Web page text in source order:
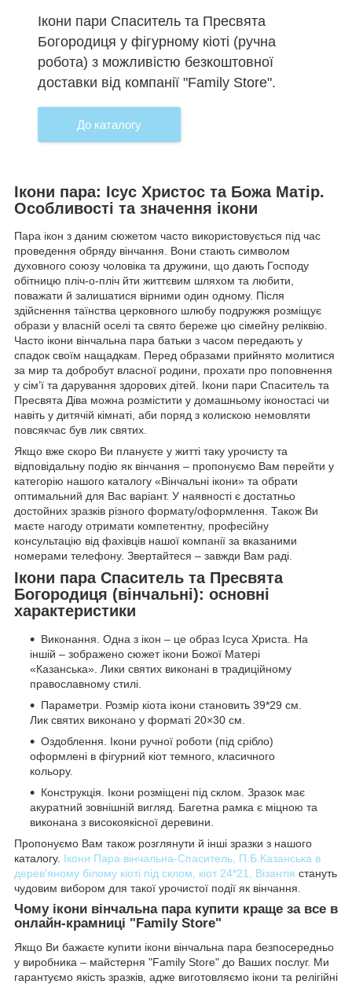
Ікони пари Спаситель та Пресвята
Богородиця у фігурному кіоті (ручна
робота) з можливістю безкоштовної
доставки від компанії "Family Store".
До каталогу
Ікони пара: Ісус Христос та Божа Матір.
Особливості та значення ікони
Пара ікон з даним сюжетом часто використовується під час
проведення обряду вінчання. Вони стають символом
духовного союзу чоловіка та дружини, що дають Господу
обітницю пліч-о-пліч йти життєвим шляхом та любити,
поважати й залишатися вірними один одному. Після
здійснення таїнства церковного шлюбу подружжя розміщує
образи у власній оселі та свято береже цю сімейну реліквію.
Часто ікони вінчальна пара батьки з часом передають у
спадок своїм нащадкам. Перед образами прийнято молитися
за мир та добробут власної родини, прохати про поповнення
у сім’ї та дарування здорових дітей. Ікони пари Спаситель та
Пресвята Діва можна розмістити у домашньому іконостасі чи
навіть у дитячій кімнаті, аби поряд з колискою немовляти
повсякчас був лик святих.
Якщо вже скоро Ви плануєте у житті таку урочисту та
відповідальну подію як вінчання – пропонуємо Вам перейти у
категорію нашого каталогу «Вінчальні ікони» та обрати
оптимальний для Вас варіант. У наявності є достатньо
достойних зразків різного формату/оформлення. Також Ви
маєте нагоду отримати компетентну, професійну
консультацію від фахівців нашої компанії за вказаними
номерами телефону. Звертайтеся – завжди Вам раді.
Ікони пара Спаситель та Пресвята
Богородиця (вінчальні): основні
характеристики
Виконання. Одна з ікон – це образ Ісуса Христа. На
іншій – зображено сюжет ікони Божої Матері
«Казанська». Лики святих виконані в традиційному
православному стилі.
Параметри. Розмір кіота ікони становить 39*29 см.
Лик святих виконано у форматі 20×30 см.
Оздоблення. Ікони ручної роботи (під срібло)
оформлені в фігурний кіот темного, класичного
кольору.
Конструкція. Ікони розміщені під склом. Зразок має
акуратний зовнішній вигляд. Багетна рамка є міцною та
виконана з високоякісної деревини.
Пропонуємо Вам також розглянути й інші зразки з нашого
каталогу. Ікони Пара вінчальна-Спаситель, П.Б.Казанська в
дерев'яному білому кіоті під склом, кіот 24*21, Візантія стануть
чудовим вибором для такої урочистої події як вінчання.
Чому ікони вінчальна пара купити краще за все в
онлайн-крамниці "Family Store"
Якщо Ви бажаєте купити ікони вінчальна пара безпосередньо
у виробника – майстерня "Family Store" до Ваших послуг. Ми
гарантуємо якість зразків, адже виготовляємо ікони та релігійні